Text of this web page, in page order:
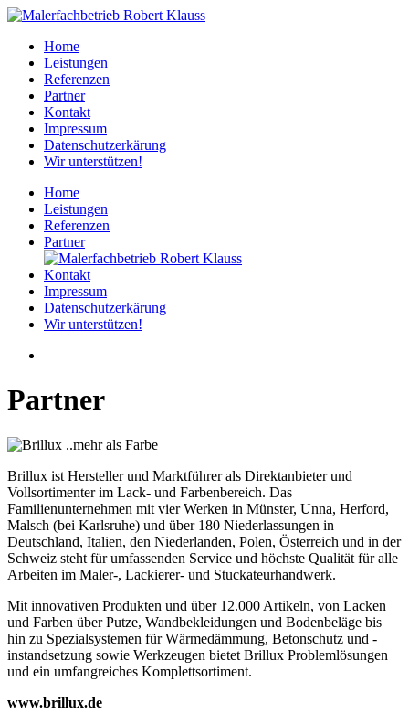
Home
Leistungen
Referenzen
Partner
Kontakt
Impressum
Datenschutzerkärung
Wir unterstützen!
Home
Leistungen
Referenzen
Partner
Kontakt
Impressum
Datenschutzerkärung
Wir unterstützen!
Partner
Brillux ist Hersteller und Marktführer als Direktanbieter und
Vollsortimenter im Lack- und Farbenbereich. Das
Familienunternehmen mit vier Werken in Münster, Unna, Herford,
Malsch (bei Karlsruhe) und über 180 Niederlassungen in
Deutschland, Italien, den Niederlanden, Polen, Österreich und in der
Schweiz steht für umfassenden Service und höchste Qualität für alle
Arbeiten im Maler-, Lackierer- und Stuckateurhandwerk.
Mit innovativen Produkten und über 12.000 Artikeln, von Lacken
und Farben über Putze, Wandbekleidungen und Bodenbeläge bis
hin zu Spezialsystemen für Wärmedämmung, Betonschutz und -
instandsetzung sowie Werkzeugen bietet Brillux Problemlösungen
und ein umfangreiches Komplettsortiment.
www.brillux.de